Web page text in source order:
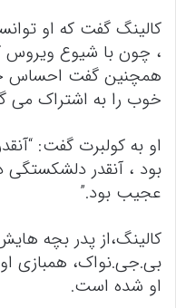
کالینگ گفت که او
، چون با شیوع ویروس
همچنین گفت احساس
خوب را به اشتراک می
او به کولبرت گفت:
بود ، آنقدر
عجیب بود.”
کالینگ،از پدر بچه
او شده است.